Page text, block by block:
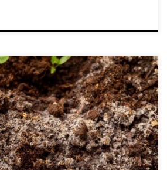
częścią zdrowej gleby, jeśli
na ziemi doniczkowej lub na roślinach,
tak z warunkami wzrostu rośliny. Jeśli
to być łatwe rozwiązanie, ale jeśli
będziesz musiał podjąć bardziej